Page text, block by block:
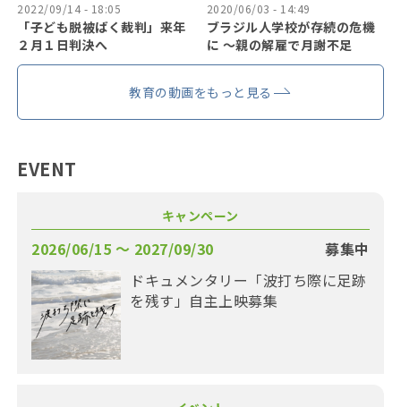
2022/09/14 - 18:05
「子ども脱被ばく裁判」来年
２月１日判決へ
2020/06/03 - 14:49
ブラジル人学校が存続の危機
に 〜親の解雇で月謝不足
教育の動画をもっと見る
EVENT
キャンペーン
2026/06/15 〜 2027/09/30
募集中
ドキュメンタリー「波打ち際に足跡
を残す」自主上映募集